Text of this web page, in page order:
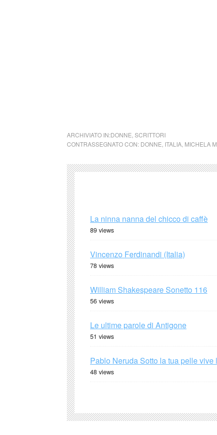
ARCHIVIATO IN:DONNE SCRITTORI
CONTRASSEGNATO CON: DONNE ITALIA MICHELA
La ninna nanna del chicco di caffè
89 views
Vincenzo Ferdinandi (Italia)
78 views
William Shakespeare Sonetto 116
56 views
Le ultime parole di Antigone
51 views
Pablo Neruda Sotto la tua pelle vive
48 views